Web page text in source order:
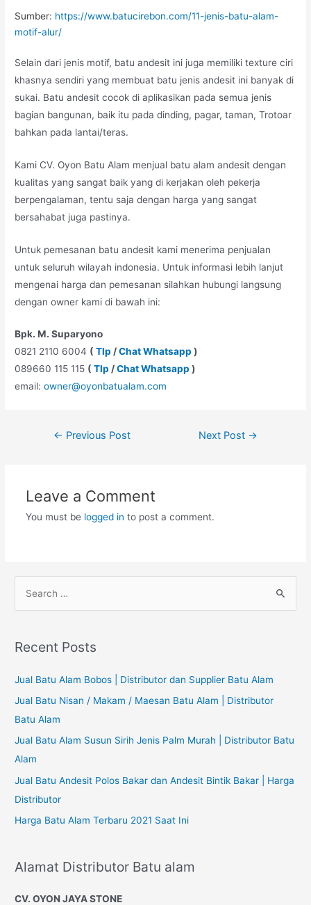
Sumber: https://www.batucirebon.com/11-jenis-batu-alam-
motif-alur/
Selain dari jenis motif, batu andesit ini juga memiliki texture ciri
khasnya sendiri yang membuat batu jenis andesit ini banyak di
sukai. Batu andesit cocok di aplikasikan pada semua jenis
bagian bangunan, baik itu pada dinding, pagar, taman, Trotoar
bahkan pada lantai/teras.
Kami CV. Oyon Batu Alam menjual batu alam andesit dengan
kualitas yang sangat baik yang di kerjakan oleh pekerja
berpengalaman, tentu saja dengan harga yang sangat
bersahabat juga pastinya.
Untuk pemesanan batu andesit kami menerima penjualan
untuk seluruh wilayah indonesia. Untuk informasi lebih lanjut
mengenai harga dan pemesanan silahkan hubungi langsung
dengan owner kami di bawah ini:
Bpk. M. Suparyono
0821 2110 6004 (Tlp /Chat Whatsapp )
089660 115 115 (Tlp /Chat Whatsapp )
email:owner@oyonbatualam.com
Post← Previous Post Next Post →
Leave a Comment
You must be logged in to post a comment.
r
h
o
:
Recent Posts
Jual Batu Alam Bobos | Distributor dan Supplier Batu Alam
Jual Batu Nisan / Makam / Maesan Batu Alam | Distributor
Batu Alam
Jual Batu Alam Susun Sirih Jenis Palm Murah | Distributor Batu
Alam
Jual Batu Andesit Polos Bakar dan Andesit Bintik Bakar | Harga
Distributor
Harga Batu Alam Terbaru 2021 Saat Ini
Alamat Distributor Batu alam
CV. OYON JAYA STONE